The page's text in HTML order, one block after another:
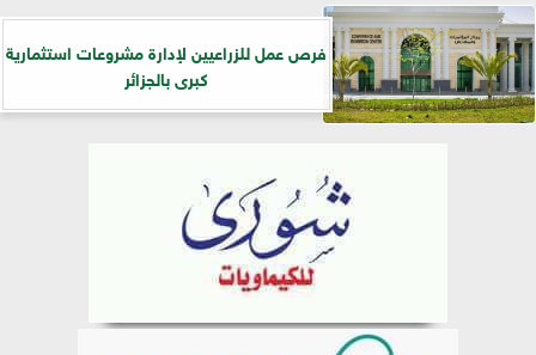
فرص عمل للزراعيين لإدارة مشروعات استثمارية
كبرى بالجزائر